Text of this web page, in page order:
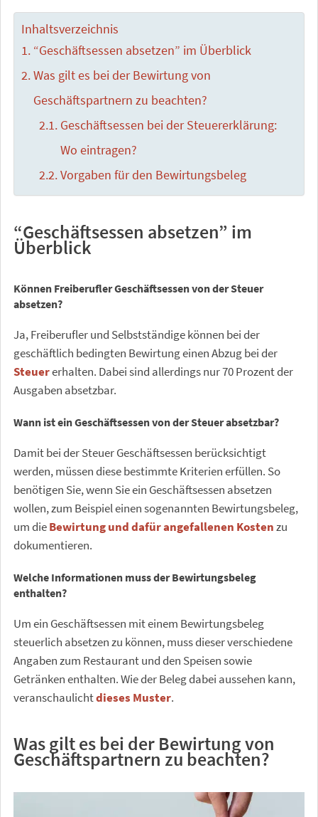
Inhaltsverzeichnis
“Geschäftsessen absetzen” im Überblick
Was gilt es bei der Bewirtung von
Geschäftspartnern zu beachten?
Geschäftsessen bei der Steuererklärung:
Wo eintragen?
Vorgaben für den Bewirtungsbeleg
“Geschäftsessen absetzen” im
Überblick
Können Freiberufler Geschäftsessen von der Steuer
absetzen?
Ja, Freiberufler und Selbstständige können bei der
geschäftlich bedingten Bewirtung einen Abzug bei der
Steuererhalten. Dabei sind allerdings nur 70 Prozent der
Ausgaben absetzbar.
Wann ist ein Geschäftsessen von der Steuer absetzbar?
Damit bei der Steuer Geschäftsessen berücksichtigt
werden, müssen diese bestimmte Kriterien erfüllen. So
benötigen Sie, wenn Sie ein Geschäftsessen absetzen
wollen, zum Beispiel einen sogenannten Bewirtungsbeleg,
um dieBewirtung und dafür angefallenen Kostenzu
dokumentieren.
Welche Informationen muss der Bewirtungsbeleg
enthalten?
Um ein Geschäftsessen mit einem Bewirtungsbeleg
steuerlich absetzen zu können, muss dieser verschiedene
Angaben zum Restaurant und den Speisen sowie
Getränken enthalten. Wie der Beleg dabei aussehen kann,
veranschaulichtdieses Muster.
Was gilt es bei der Bewirtung von
Geschäftspartnern zu beachten?